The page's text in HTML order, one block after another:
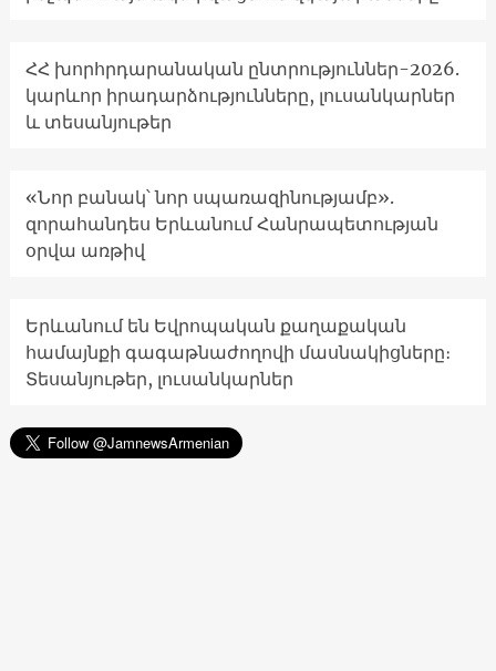
ՀՀ խորհրդարանական ընտրություններ-2026.
կարևոր իրադարձությունները, լուսանկարներ
և տեսանյութեր
«Նոր բանակ՝ նոր սպառազինությամբ».
զորահանդես Երևանում Հանրապետության
օրվա առթիվ
Երևանում են Եվրոպական քաղաքական
համայնքի գագաթնաժողովի մասնակիցները։
Տեսանյութեր, լուսանկարներ